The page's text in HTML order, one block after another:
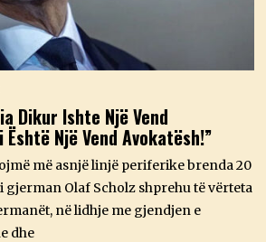
Dikur Ishte Një Vend
Një Vend Avokatësh!”
më asnjë linjë periferike brenda 20
gjerman Olaf Scholz shprehu të vërteta
në lidhje me gjendjen e
dhe